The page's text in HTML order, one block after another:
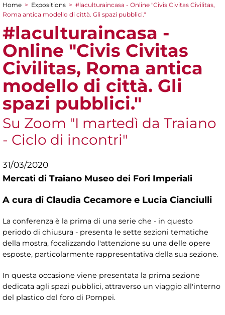
You are here
Home > Expositions > #laculturaincasa - Online "Civis Civitas Civilitas,
Roma antica modello di città. Gli spazi pubblici."
#laculturaincasa -
Online "Civis Civitas
Civilitas, Roma antica
modello di città. Gli
spazi pubblici."
Su Zoom "I martedì da Traiano
- Ciclo di incontri"
31/03/2020
Mercati di Traiano Museo dei Fori Imperiali
A cura di Claudia Cecamore e Lucia Cianciulli
La conferenza è la prima di una serie che - in questo
periodo di chiusura - presenta le sette sezioni tematiche
della mostra, focalizzando l'attenzione su una delle opere
esposte, particolarmente rappresentativa della sua sezione.
In questa occasione viene presentata la prima sezione
dedicata agli spazi pubblici, attraverso un viaggio all'interno
del plastico del foro di Pompei.